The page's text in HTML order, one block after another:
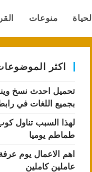
الحياة منوعات
اكثر
بجميع اللغات في
لهذا السبب تناول
طماطم يوميا
اهم الاعمال يوم
عاملين كاملين